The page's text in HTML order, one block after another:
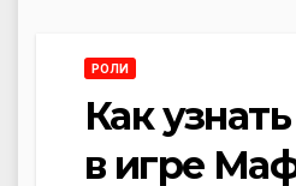
РОЛИ
Как
в игре